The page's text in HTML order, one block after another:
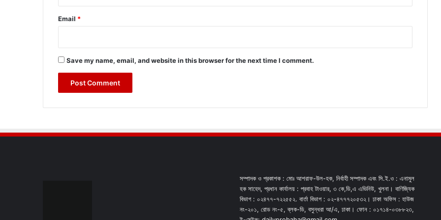
Email *
Save my name, email, and website in this browser for the next time I comment.
সম্পাদক ও প্রকাশক : মোঃ আশরাফ-উল-হক, নির্বাহী সম্পাদক এবং সি.ই.ও : এনামুল
হক সাহেদ, প্রধান কার্যালয় : প্রবাহ টাওয়ার, ৩ কে,ডি,এ এভিনিউ, খুলনা। বাণিজ্যিক
বিভাগ : ০২৪৭৭-৭২২৫৫২. বার্তা বিভাগ : ০২-৪৭৭৭২০৫৩২। ঢাকা অফিস : হাউজ
নং-২০১, রোড নং-৫, ব্লক-ডি, বসুন্ধরা আ/এ, ঢাকা। ফোন : ০১৭১৪-০৩৮৮২৩,